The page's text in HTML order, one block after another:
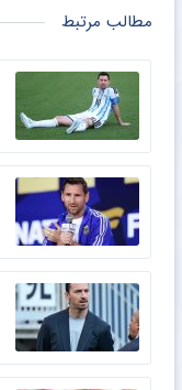
مطالب مرتبط